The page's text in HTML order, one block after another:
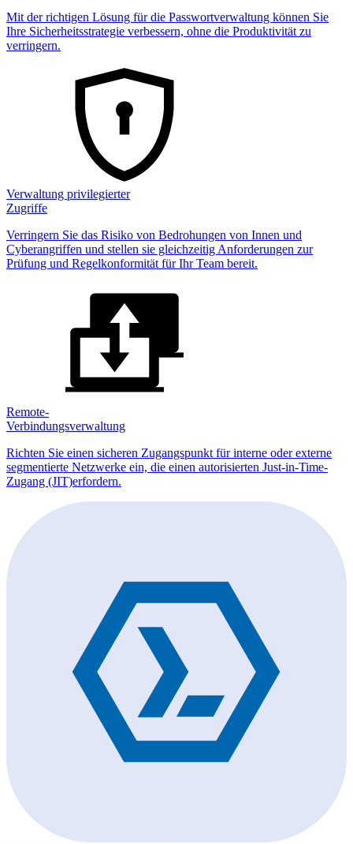
Mit der richtigen Lösung für die Passwortverwaltung können Sie
Ihre Sicherheitsstrategie verbessern, ohne die Produktivität zu
verringern.
Verwaltung privilegierter
Zugriffe
Verringern Sie das Risiko von Bedrohungen von Innen und
Cyberangriffen und stellen sie gleichzeitig Anforderungen zur
Prüfung und Regelkonformität für Ihr Team bereit.
Remote-
Verbindungsverwaltung
Richten Sie einen sicheren Zugangspunkt für interne oder externe
segmentierte Netzwerke ein, die einen autorisierten Just-in-Time-
Zugang (JIT)erfordern.